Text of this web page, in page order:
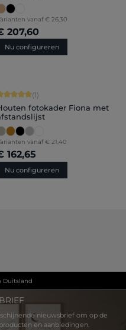
vanaf € 26,30
207,60
Nu configureren
score van 5 op 5 sterren
(1)
fotokader Fiona met
vanaf € 21,40
162,65
Nu configureren
Duitsland
nieuwsbrief om op de
en aanbiedingen.